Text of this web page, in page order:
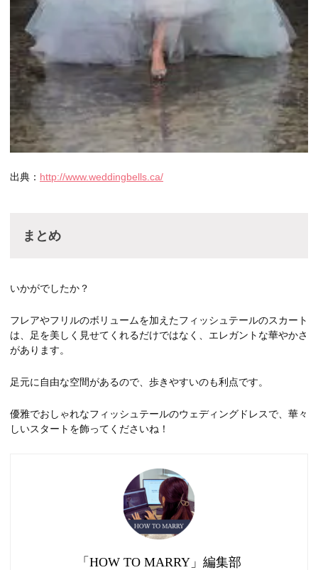
出典： http://www.weddingbells.ca/
まとめ
いかがでしたか？
フレアやフリルのボリュームを加えたフィッシュテールのスカート
は、足を美しく見せてくれるだけではなく、エレガントな華やかさ
があります。
足元に自由な空間があるので、歩きやすいのも利点です。
優雅でおしゃれなフィッシュテールのウェディングドレスで、華々
しいスタートを飾ってくださいね！
「HOW TO MARRY」編集部